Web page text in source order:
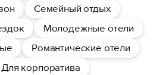
Семейный отдых
Молодежные отели
Романтические отели
Для корпоратива